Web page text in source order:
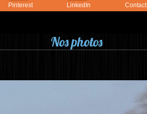
Pinterest LinkedIn Contact
Nos photos